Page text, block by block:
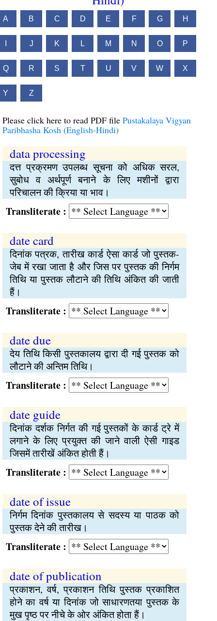
A B C D E F G H
J K L M N O P
Q R S T U V W X
Y Z
Please click here to read PDF file Pustakalaya Vigyan
Paribhasha Kosh (English-Hindi)
data processing
दत्त प्रक्रमण उपलब्ध सूचना को अधिक सरल,
सुबोध व अर्थपूर्ण बनाने के लिए मशीनों द्वारा
परिचालन की क्रिया या भाव।
:
date card
दिनांक पत्रक, तारीख कार्ड ऐसा कार्ड जो पुस्तक-
जेब में रखा जाता है और जिस पर पुस्तक की निर्गम
तिथि या पुस्तक लौटाने की तिथि अंकित की जाती
हैं।
:
date due
देय तिथि किसी पुस्तकालय द्वारा दी गई पुस्तक को
लौटाने की अन्तिम तिथि।
:
date guide
दिनांक दर्शक निर्गत की गई पुस्तकों के कार्ड ट्रे में
लगाने के लिए प्रयुक्त की जाने वाली ऐसी गाइड
जिसमें तारीखें अंकित होती हैं।
:
date of issue
निर्गम दिनांक पुस्तकालय से सदस्य या पाठक को
पुस्तक देने की तारीख।
:
date of publication
प्रकाशन, वर्ष, प्रकाशन तिथि पुस्तक प्रकाशित
होने का वर्ष या दिनांक जो साधारणतया पुस्तक के
मुख पृष्ठ पर नीचे के ओर अंकित होता हैं।